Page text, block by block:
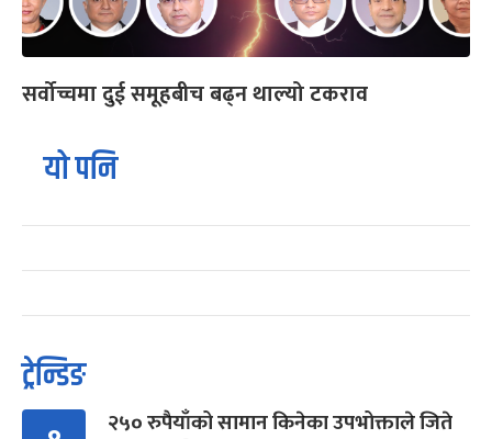
सर्वोच्चमा दुई समूहबीच बढ्न थाल्यो टकराव
यो पनि
ट्रेन्डिङ
२५० रुपैयाँको सामान किनेका उपभोक्ताले जिते